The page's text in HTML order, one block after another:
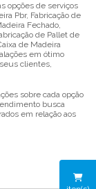
opções de serviços
Pbr, Fabricação de
Fechado,
de Pallet de
de Madeira
em ótimo
clientes,
sobre cada opção
busca
em relação aos